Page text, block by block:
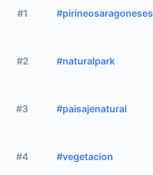
#1 #pirineosaragoneses
#2 #naturalpark
#3 #paisajenatural
#4 #vegetacion